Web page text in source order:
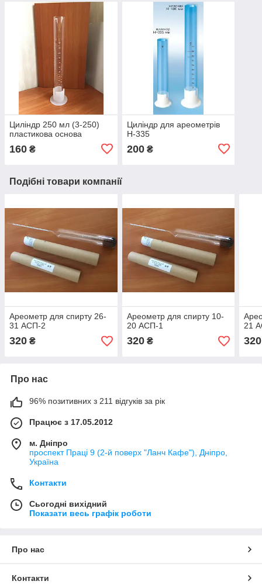
Циліндр 250 мл (3-250)
пластикова основа
160 ₴
Циліндр для ареометрів
Н-335
200₴
Подібні товари компанії
Ареометр для спирту 26-
31 АСП-2
320 ₴
Ареометр для спирту 10-
20 АСП-1
320₴
21
320
Про нас
96% позитивних з 211 відгуків за рік
Працює з 17.05.2012
м. Дніпро
проспект Праці 9 (2-й поверх "Ланч Кафе"), Дніпро,
Україна
Контакти
Сьогодні вихідний
Показати весь графік роботи
Про нас
Контакти